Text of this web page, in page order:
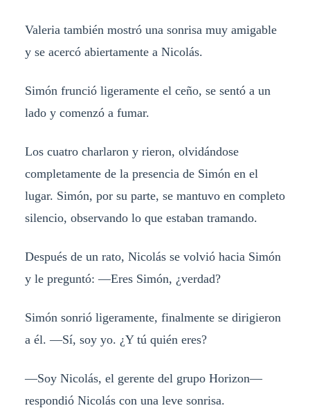
Valeria también mostró una sonrisa muy amigable
y se acercó abiertamente a Nicolás.
Simón frunció ligeramente el ceño, se sentó a un
lado y comenzó a fumar.
Los cuatro charlaron y rieron, olvidándose
completamente de la presencia de Simón en el
lugar. Simón, por su parte, se mantuvo en completo
silencio, observando lo que estaban tramando.
Después de un rato, Nicolás se volvió hacia Simón
y le preguntó: —Eres Simón, ¿verdad?
Simón sonrió ligeramente, finalmente se dirigieron
a él. —Sí, soy yo. ¿Y tú quién eres?
—Soy Nicolás, el gerente del grupo Horizon—
respondió Nicolás con una leve sonrisa.